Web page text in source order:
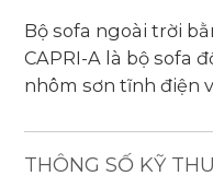
Bộ sofa ngoài trời
CAPRI-A là bộ sofa
nhôm sơn tĩnh điện
THÔNG SỐ KỸ